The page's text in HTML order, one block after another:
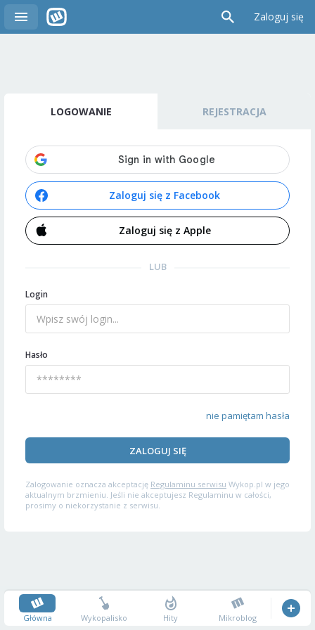
Zaloguj się
LOGOWANIE REJESTRACJA
Zaloguj się z Facebook
Zaloguj się z Apple
LUB
Login
Hasło
nie pamiętam hasła
ZALOGUJ SIĘ
Zalogowanie oznacza akceptację Regulaminu serwisu Wykop.pl w jego
aktualnym brzmieniu. Jeśli nie akceptujesz Regulaminu w całości,
prosimy o niekorzystanie z serwisu.
Główna Wykopalisko Hity Mikroblog